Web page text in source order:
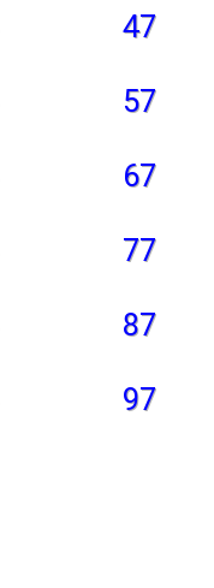
47
57
67
77
87
97